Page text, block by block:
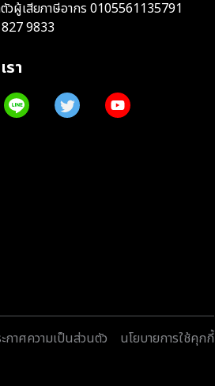
ตัวผู้เสียภาษีอากร 0105561135791
9833
รา
กาศความเป็นส่วนตัว นโยบายการใช้คุกกี้